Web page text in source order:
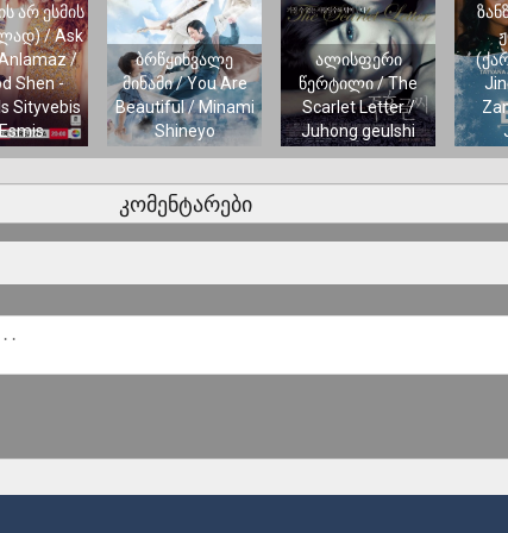
არ ესმის
/ Ask
/
Shen -
Sityvebis
ბრწყინვალე
მინამი / You Are
Beautiful / Minami
Shineyo
ალისფერი
წერტილი / The
Scarlet Letter /
Juhong geulshi
კომენტარები